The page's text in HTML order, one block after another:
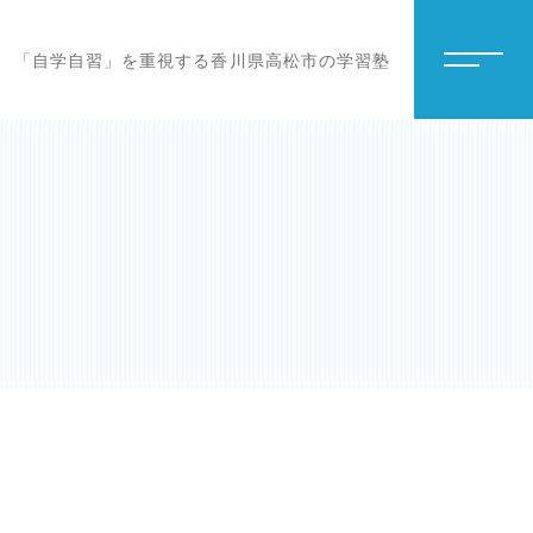
「自学自習」を重視する香川県高松市の学習塾